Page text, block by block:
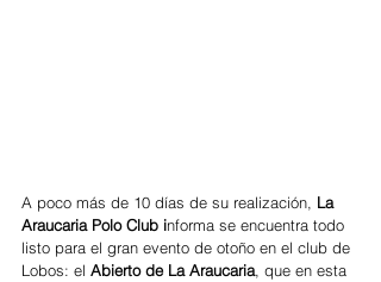
A poco más de 10 días de su realización, La
Araucaria Polo Club informa se encuentra todo
listo para el gran evento de otoño en el club de
Lobos: el Abierto de La Araucaria, que en esta